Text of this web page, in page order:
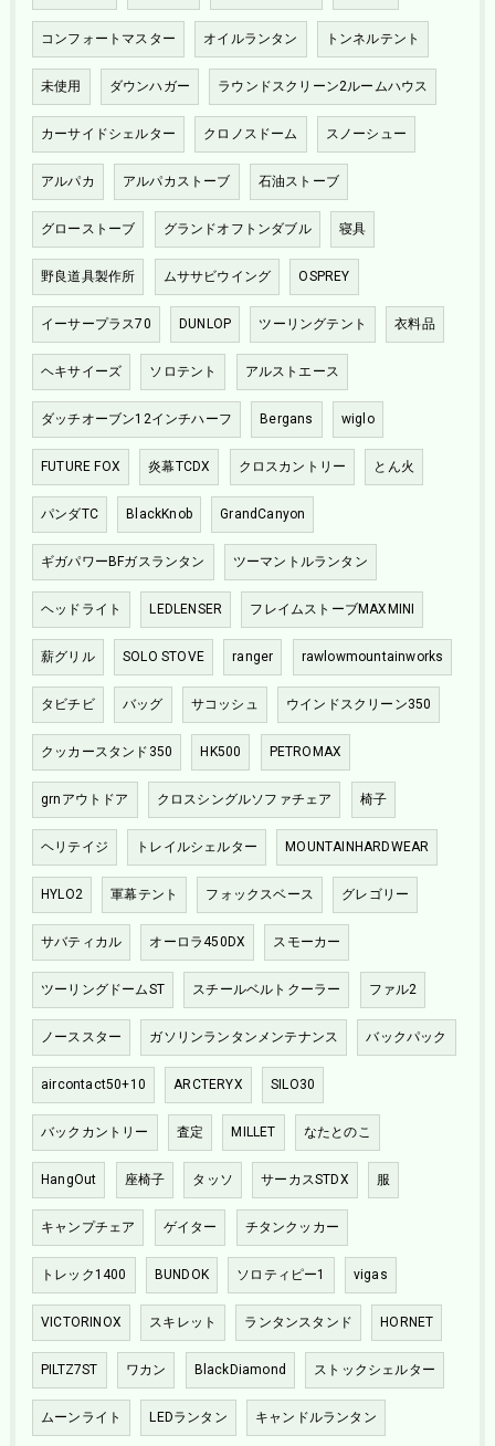
コンフォートマスター オイルランタン トンネルテント
未使用 ダウンハガー ラウンドスクリーン2ルームハウス
カーサイドシェルター クロノスドーム スノーシュー
アルパカ アルパカストーブ 石油ストーブ
グローストーブ グランドオフトンダブル 寝具
野良道具製作所 ムササビウイング OSPREY
イーサープラス70 DUNLOP ツーリングテント 衣料品
ヘキサイーズ ソロテント アルストエース
ダッチオーブン12インチハーフ Bergans wiglo
FUTURE FOX 炎幕TCDX クロスカントリー とん火
パンダTC BlackKnob GrandCanyon
ギガパワーBFガスランタン ツーマントルランタン
ヘッドライト LEDLENSER フレイムストーブMAXMINI
薪グリル SOLO STOVE ranger rawlowmountainworks
タビチビ バッグ サコッシュ ウインドスクリーン350
クッカースタンド350 HK500 PETROMAX
grnアウトドア クロスシングルソファチェア 椅子
ヘリテイジ トレイルシェルター MOUNTAINHARDWEAR
HYLO2 軍幕テント フォックスベース グレゴリー
サバティカル オーロラ450DX スモーカー
ツーリングドームST スチールベルトクーラー ファル2
ノーススター ガソリンランタンメンテナンス バックパック
aircontact50+10 ARCTERYX SILO30
バックカントリー 査定 MILLET なたとのこ
HangOut 座椅子 タッソ サーカスSTDX 服
キャンプチェア ゲイター チタンクッカー
トレック1400 BUNDOK ソロティピー1 vigas
VICTORINOX スキレット ランタンスタンド HORNET
PILTZ7ST ワカン BlackDiamond ストックシェルター
ムーンライト LEDランタン キャンドルランタン